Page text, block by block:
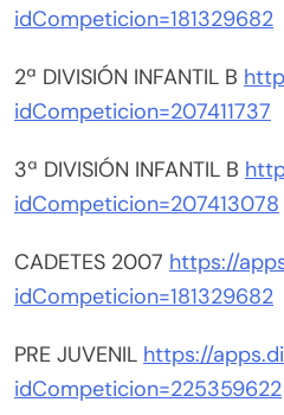
idCompeticion=181329682
2ª DIVISIÓN INFANTIL B
idCompeticion=207411737
3ª DIVISIÓN INFANTIL B
idCompeticion=207413078
CADETES 2007 https://
idCompeticion=181329682
PRE JUVENIL https://
idCompeticion=225359622